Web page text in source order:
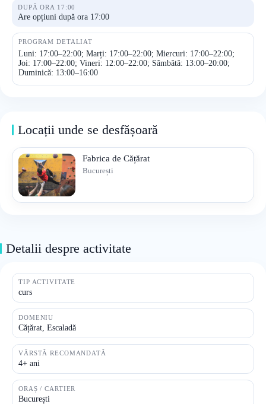
DUPĂ ORA 17:00
Are opțiuni după ora 17:00
PROGRAM DETALIAT
Luni: 17:00–22:00; Marți: 17:00–22:00; Miercuri: 17:00–22:00;
Joi: 17:00–22:00; Vineri: 12:00–22:00; Sâmbătă: 13:00–20:00;
Duminică: 13:00–16:00
Locații unde se desfășoară
Fabrica de Cățărat
București
Detalii despre activitate
TIP ACTIVITATE
curs
DOMENIU
Cățărat, Escaladă
VÂRSTĂ RECOMANDATĂ
4+ ani
ORAȘ / CARTIER
București